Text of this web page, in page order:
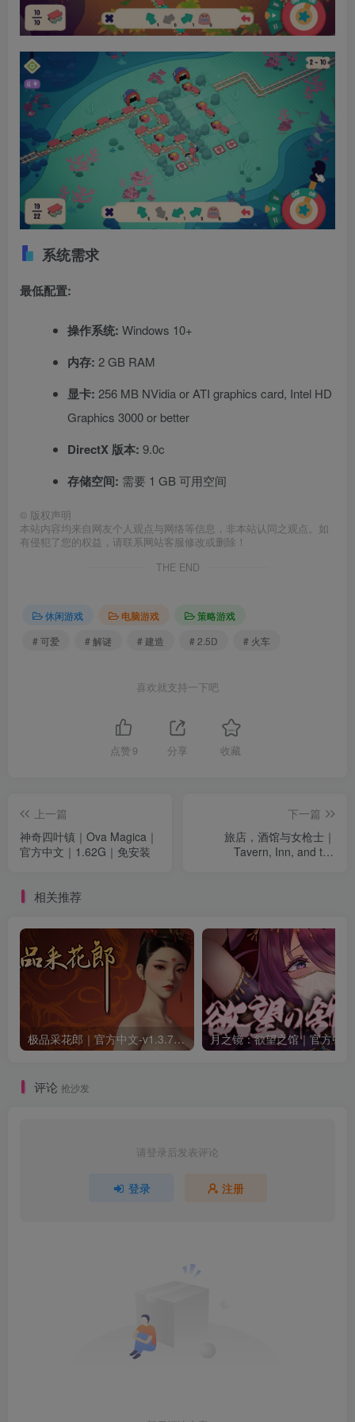
系统需求
最低配置:
操作系统: Windows 10+
内存: 2 GB RAM
显卡: 256 MB NVidia or ATI graphics card, Intel HD
Graphics 3000 or better
DirectX 版本: 9.0c
存储空间: 需要 1 GB 可用空间
© 版权声明
本站内容均来自网友个人观点与网络等信息，非本站认同之观点。如
有侵犯了您的权益，请联系网站客服修改或删除！
THE END
休闲游戏 电脑游戏
策略游戏
# 可爱
# 解谜 # 建造 # 2.5D # 火车
喜欢就支持一下吧
点赞 9 分享 收藏
上一篇
神奇四叶镇｜Ova Magica｜
官方中文｜1.62G｜免安装
下一篇
旅店，酒馆与女枪士｜
Tavern, Inn, and the
相关推荐
极品采花郎｜官方中文-v1.3.7+满金币初始存档+通关存档｜7.11G｜免安装
评论 抢沙发
请登录后发表评论
登录 注册